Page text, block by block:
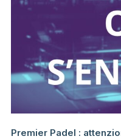
Premier Padel :